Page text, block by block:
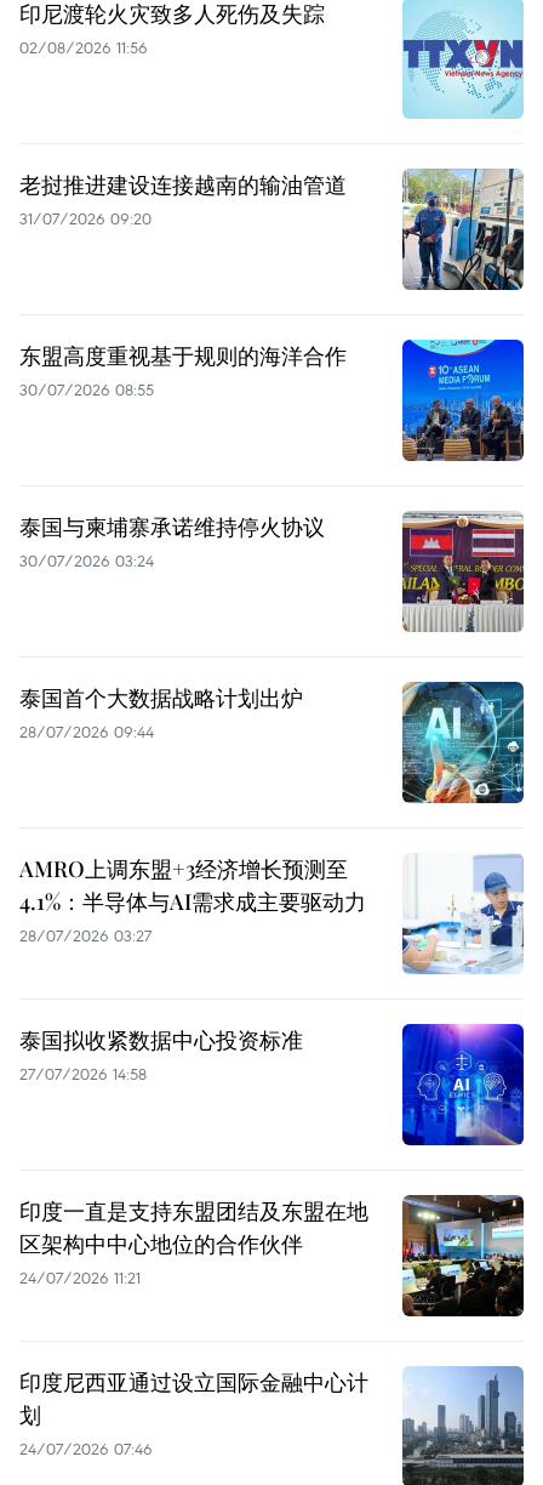
印尼渡轮火灾致多人死伤及失踪
02/08/2026 11:56
老挝推进建设连接越南的输油管道
31/07/2026 09:20
东盟高度重视基于规则的海洋合作
30/07/2026 08:55
泰国与柬埔寨承诺维持停火协议
30/07/2026 03:24
泰国首个大数据战略计划出炉
28/07/2026 09:44
AMRO上调东盟+3经济增长预测至
4.1%：半导体与AI需求成主要驱动力
28/07/2026 03:27
泰国拟收紧数据中心投资标准
27/07/2026 14:58
印度一直是支持东盟团结及东盟在地
区架构中中心地位的合作伙伴
24/07/2026 11:21
印度尼西亚通过设立国际金融中心计
划
24/07/2026 07:46